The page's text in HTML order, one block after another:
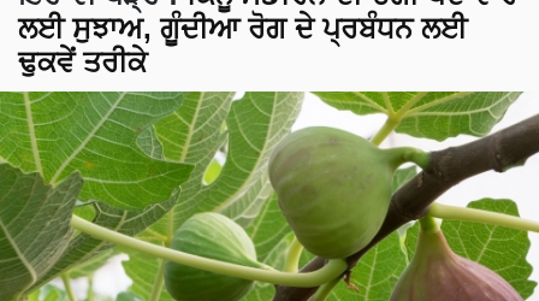
ਲਈ ਸੁਝਾਅ, ਗੂੰਦੀਆ ਰੋਗ ਦੇ ਪ੍ਰਬੰਧਨ ਲਈ
ਢੁਕਵੇਂ ਤਰੀਕੇ